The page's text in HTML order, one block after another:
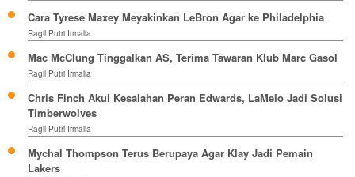
Cara Tyrese Maxey Meyakinkan LeBron Agar ke Philadelphia
Ragil Putri Irmalia
Mac McClung Tinggalkan AS, Terima Tawaran Klub Marc Gasol
Ragil Putri Irmalia
Chris Finch Akui Kesalahan Peran Edwards, LaMelo Jadi Solusi
Timberwolves
Ragil Putri Irmalia
Mychal Thompson Terus Berupaya Agar Klay Jadi Pemain
Lakers